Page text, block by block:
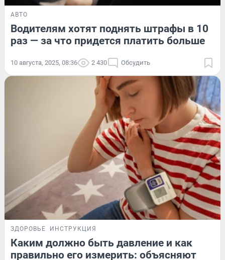
АВТО
Водителям хотят поднять штрафы в 10
раз — за что придется платить больше
10 августа, 2025, 08:36 2 430 Обсудить
ЗДОРОВЬЕ ИНСТРУКЦИЯ
Каким должно быть давление и как
правильно его измерить: объясняют